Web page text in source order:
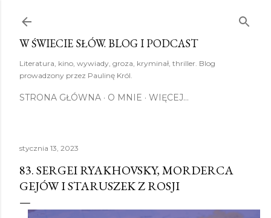
W ŚWIECIE SŁÓW. BLOG I PODCAST
Literatura, kino, wywiady, groza, kryminał, thriller. Blog
prowadzony przez Paulinę Król.
STRONA GŁÓWNA O MNIE WIĘCEJ…
stycznia 13, 2023
83. SERGEI RYAKHOVSKY, MORDERCA
GEJÓW I STARUSZEK Z ROSJI